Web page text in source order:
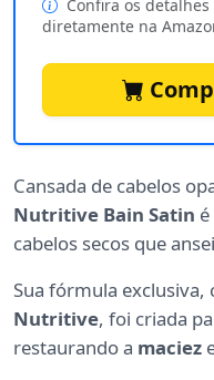
Confira os
diretamente na
Cansada de cabelos
Nutritive Bain Satin
cabelos secos que
Sua fórmula
Nutritive, foi criada
restaurando a maciez